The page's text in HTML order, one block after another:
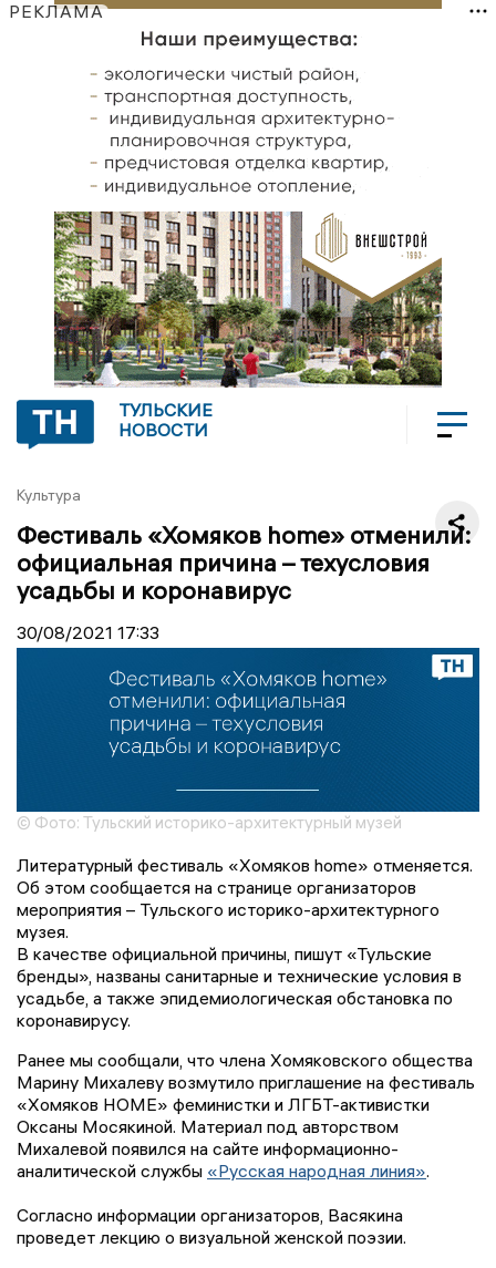
РЕКЛАМА
ТУЛЬСКИЕ
НОВОСТИ
Культура
Фестиваль «Хомяков home» отменили:
официальная причина – техусловия
усадьбы и коронавирус
30/08/2021 17:33
© Фото: Тульский историко-архитектурный музей
Литературный фестиваль «Хомяков home» отменяется.
Об этом сообщается на странице организаторов
мероприятия – Тульского историко-архитектурного
музея.
В качестве официальной причины, пишут «Тульские
бренды», названы санитарные и технические условия в
усадьбе, а также эпидемиологическая обстановка по
коронавирусу.
Ранее мы сообщали, что члена Хомяковского общества
Марину Михалеву возмутило приглашение на фестиваль
«Хомяков HOME» феминистки и ЛГБТ-активистки
Оксаны Мосякиной. Материал под авторством
Михалевой появился на сайте информационно-
аналитической службы «Русская народная линия».
Согласно информации организаторов, Васякина
проведет лекцию о визуальной женской поэзии.